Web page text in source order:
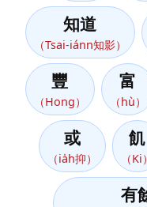
知道
（Tsai-iánn知影）
豐
（Hong）
富
（hù）
或
（ia̍h抑）
飢
（Ki）
有